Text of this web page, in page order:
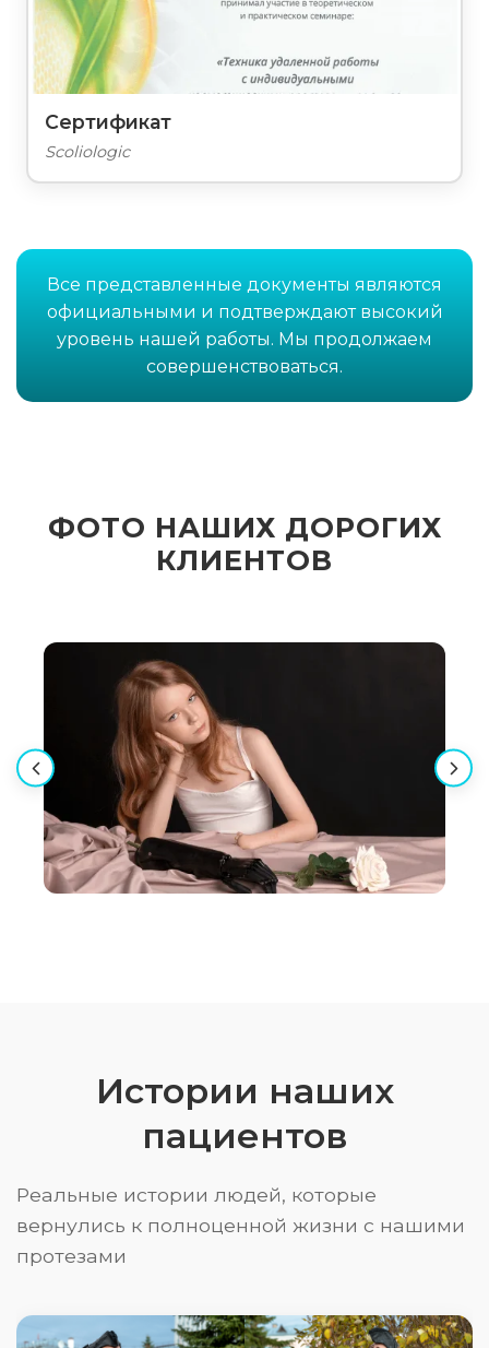
Сертификат
Scoliologic
Все представленные документы являются
официальными и подтверждают высокий
уровень нашей работы. Мы продолжаем
совершенствоваться.
ФОТО НАШИХ ДОРОГИХ
КЛИЕНТОВ
Истории наших
пациентов
Реальные истории людей, которые
вернулись к полноценной жизни с нашими
протезами